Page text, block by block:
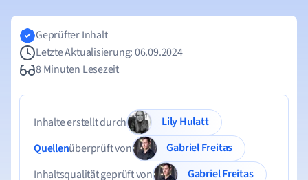
Geprüfter Inhalt
Letzte Aktualisierung: 06.09.2024
8 Minuten Lesezeit
Inhalte erstellt durch
Lily Hulatt
Quellenüberprüft von
Gabriel Freitas
Inhaltsqualität geprüft von
Gabriel Freitas